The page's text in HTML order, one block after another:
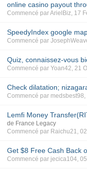
online casino payout
Commencé parArielBiz, 17
SpeedyIndex google
Commencé par
Quiz, connaissez-vous
Commencé parYoan42, 21
Check dilatation;
Commencé par medsbest98
Lemfi Money
de France Legacy
Commencé par Raichu21,
Get $8 Free Cash Back
Commencé par jecica104,